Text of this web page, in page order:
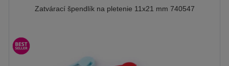
Zatvárací špendlík na pletenie 11x21 mm 740547